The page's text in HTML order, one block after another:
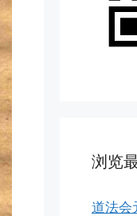
浏览
道法会